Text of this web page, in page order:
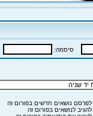
סיסמה:
לפרסם נושאים חדשים בפורום זה
להגיב לנושאים בפורום זה